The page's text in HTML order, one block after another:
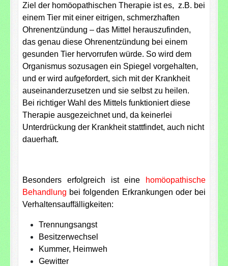
Ziel der homöopathischen Therapie ist es, z.B. bei
einem Tier mit einer eitrigen, schmerzhaften
Ohrenentzündung – das Mittel herauszufinden,
das genau diese Ohrenentzündung bei einem
gesunden Tier hervorrufen würde. So wird dem
Organismus sozusagen ein Spiegel vorgehalten,
und er wird aufgefordert, sich mit der Krankheit
auseinanderzusetzen und sie selbst zu heilen.
Bei richtiger Wahl des Mittels funktioniert diese
Therapie ausgezeichnet und, da keinerlei
Unterdrückung der Krankheit stattfindet, auch nicht
dauerhaft.
Besonders erfolgreich ist eine
homöopathische
Behandlung bei folgenden Erkrankungen oder bei
Verhaltensauffälligkeiten:
Trennungsangst
Besitzerwechsel
Kummer, Heimweh
Gewitter